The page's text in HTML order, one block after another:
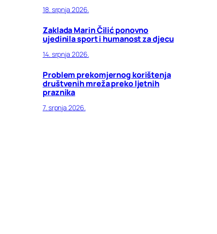
18. srpnja 2026.
Zaklada Marin Čilić ponovno
ujedinila sport i humanost za djecu
14. srpnja 2026.
Problem prekomjernog korištenja
društvenih mreža preko ljetnih
praznika
7. srpnja 2026.